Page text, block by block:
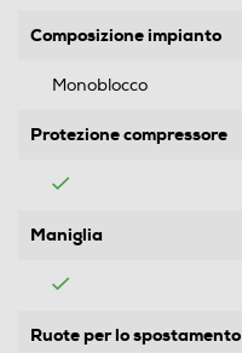
Composizione impianto
Monoblocco
Protezione compressore
Maniglia
Ruote per lo spostamento